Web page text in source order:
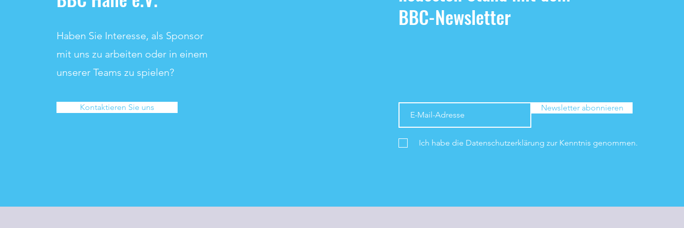
Haben Sie Interesse, als Sponsor
mit uns zu arbeiten oder in einem
unserer Teams zu spielen?
Kontaktieren Sie uns
BBC-Newsletter
Newsletter abonnieren
Ich habe die Datenschutzerklärung zur Kenntnis genommen.